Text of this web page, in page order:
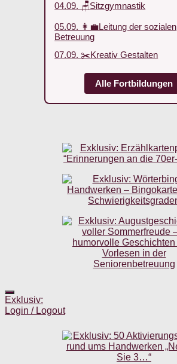
04.09. 🪑Sitzgymnastik
05.09. 👩‍💼Leitung der sozialen
Betreuung
07.09. ✂️Kreativ Gestalten
Alle Fortbildungen
Exklusiv:
Login / Logout